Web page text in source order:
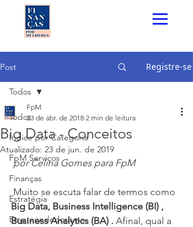
Post Registre-se
Todos
Índice por Categoria
FpM Serviços
Finanças
Estratégia
Empreendedorismo
Todos
Big Data - Conceitos
FpM
23 de abr. de 2018 2 min de leitura
Atualizado: 23 de jun. de 2019
por Celina Gomes para FpM
Muito se escuta falar de termos como
Big Data, Business Intelligence (BI) ,
Business Analytics (BA) . Afinal, qual a